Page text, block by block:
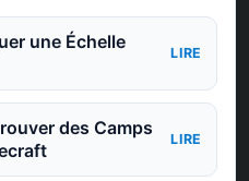
une Échelle
LIRE
des Camps
LIRE